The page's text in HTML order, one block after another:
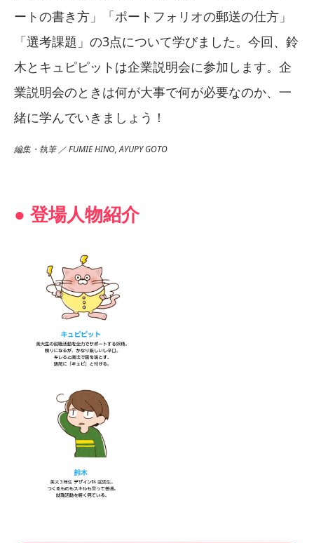
ートの書き方」「ポートフォリオの郵送の仕方」
「選考課題」の3点について学びました。今回、鈴
木とキュピピットは企業説明会に参加します。企
業説明会のときは何が大事で何が必要なのか、一
緒に学んでいきましょう！
編集・執筆 ／ FUMIE HINO, AYUPY GOTO
● 登場人物紹介